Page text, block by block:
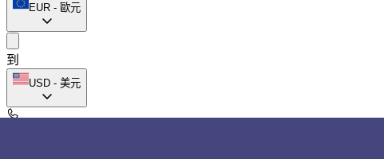
EUR - 歐元
到
USD - 美元